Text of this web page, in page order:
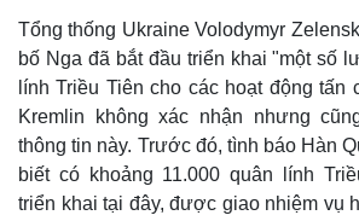
Tổng thống Ukraine Volodymyr
bố Nga đã bắt đầu triển khai "một số
lính Triều Tiên cho các hoạt động tấn
Kremlin không xác nhận nhưng
thông tin này. Trước đó, tình báo Hàn
biết có khoảng 11.000 quân lính
triển khai tại đây, được giao nhiệm vụ